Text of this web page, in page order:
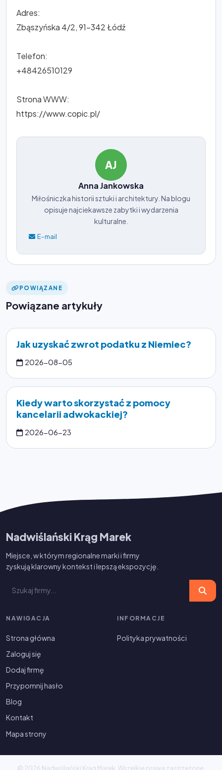
Adres:
Zbąszyńska 4/2, 91-342 Łódź
Telefon:
+48426510129
Strona WWW:
https://www.copic.pl/
AJ
Anna Jankowska
Miłośniczka historii sztuki i architektury. Na blogu
opisuje najciekawsze zabytki i wydarzenia
kulturalne.
E-mail
POWIĄZANE
Powiązane artykuły
Jak uzyskać zwrot podatku z Niemiec?
2026-08-05
Kiedy warto skorzystać z pomocy
kancelarii adwokackiej?
2026-06-23
Nadwiślański Krąg Marek
Miejsce, w którym regionalne marki i firmy
zyskują klarowny kontekst i lepszą ekspozycję.
NAWIGACJA
Strona główna
Zaloguj się
Dodaj firmę
Przypomnij hasło
Blog
Kontakt
Mapa strony
INFORMACJE
Polityka prywatności
© 2026 Nadwiślański Krąg Marek. Wszelkie prawa zastrzeżone.